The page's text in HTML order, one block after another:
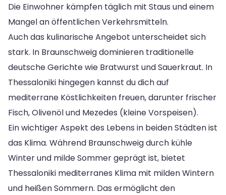
Die Einwohner kämpfen täglich mit Staus und einem
Mangel an öffentlichen Verkehrsmitteln.
Auch das kulinarische Angebot unterscheidet sich
stark. In Braunschweig dominieren traditionelle
deutsche Gerichte wie Bratwurst und Sauerkraut. In
Thessaloniki hingegen kannst du dich auf
mediterrane Köstlichkeiten freuen, darunter frischer
Fisch, Olivenöl und Mezedes (kleine Vorspeisen).
Ein wichtiger Aspekt des Lebens in beiden Städten ist
das Klima. Während Braunschweig durch kühle
Winter und milde Sommer geprägt ist, bietet
Thessaloniki mediterranes Klima mit milden Wintern
und heißen Sommern. Das ermöglicht den